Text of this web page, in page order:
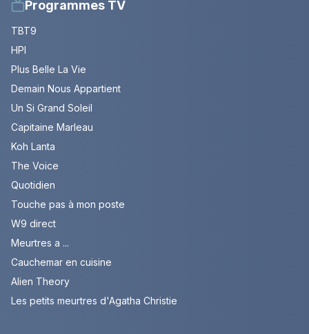
Programmes TV
TBT9
HPI
Plus Belle La Vie
Demain Nous Appartient
Un Si Grand Soleil
Capitaine Marleau
Koh Lanta
The Voice
Quotidien
Touche pas à mon poste
W9 direct
Meurtres a ...
Cauchemar en cuisine
Alien Theory
Les petits meurtres d'Agatha Christie